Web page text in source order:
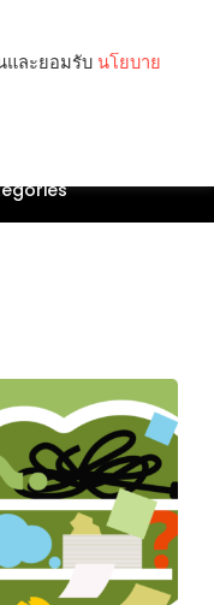
และยอมรับ นโยบาย